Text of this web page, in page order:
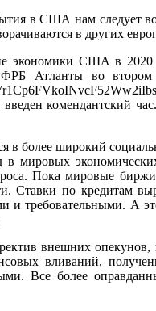
в США нам следует
в других
экономики США в
Атланты во
комендантский
в более широкий
мировых
Пока мировые
Ставки по кредитам
и требовательными. А
внешних
вливаний,
Все более